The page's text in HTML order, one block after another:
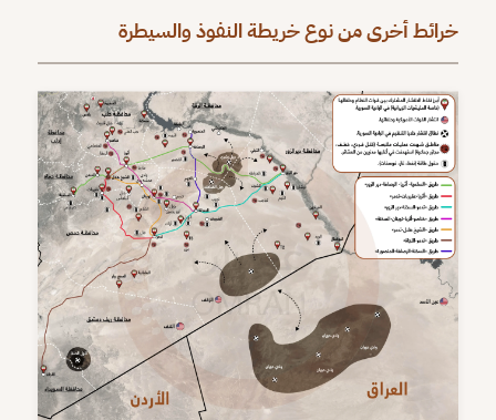
خرائط أخرى من نوع خريطة النفوذ والسيطرة